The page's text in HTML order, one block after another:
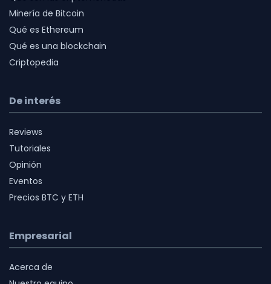
Minería de Bitcoin
Qué es Ethereum
Qué es una blockchain
Criptopedia
De interés
Reviews
Tutoriales
Opinión
Eventos
Precios BTC y ETH
Empresarial
Acerca de